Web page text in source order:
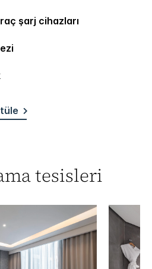
şarj cihazları
tesisleri